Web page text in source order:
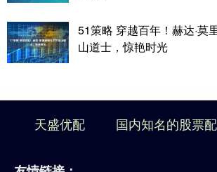
51策略 穿越百年！赫达·莫
山道士，惊艳时光
天盛优配 国内知名的股票